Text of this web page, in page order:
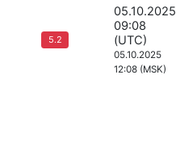
5.2
05.10.2025
09:08
(UTC)
05.10.2025
12:08 (MSK)